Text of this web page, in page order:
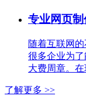
专业网页
随着互联网
很多企业为
大费周章。
了解更多 >>